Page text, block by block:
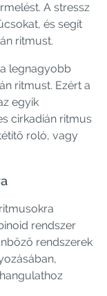
A stressz
és segít
ritmust.
legnagyobb
ritmust. Ezért a
egyik
cirkadián ritmus
roló, vagy
rendszer
rendszerek